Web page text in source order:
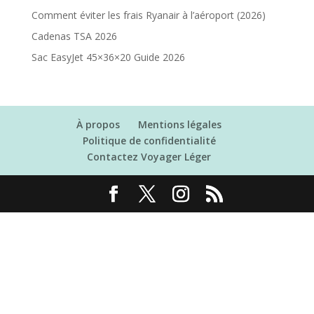
Comment éviter les frais Ryanair à l’aéroport (2026)
Cadenas TSA 2026
Sac EasyJet 45×36×20 Guide 2026
À propos
Mentions légales
Politique de confidentialité
Contactez Voyager Léger